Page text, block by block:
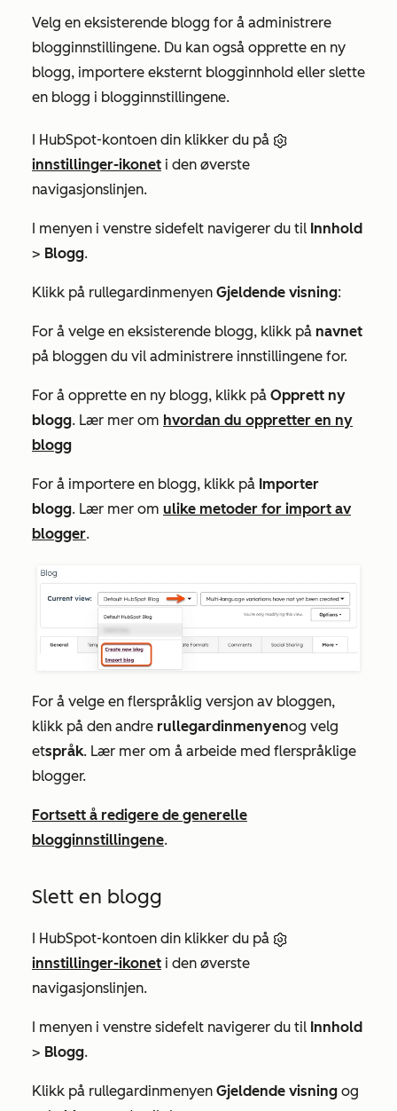
Velg en eksisterende blogg for å administrere
blogginnstillingene. Du kan også opprette en ny
blogg, importere eksternt blogginnhold eller slette
en blogg i blogginnstillingene.
I HubSpot-kontoen din klikker du på
innstillinger-ikonet i den øverste
navigasjonslinjen.
I menyen i venstre sidefelt navigerer du til Innhold
> Blogg.
Klikk på rullegardinmenyen Gjeldende visning:
For å velge en eksisterende blogg, klikk på navnet
på bloggen du vil administrere innstillingene for.
For å opprette en ny blogg, klikk på Opprett ny
blogg. Lær mer om hvordan du oppretter en ny
blogg
For å importere en blogg, klikk på Importer
blogg. Lær mer om ulike metoder for import av
blogger.
For å velge en flerspråklig versjon av bloggen,
klikk på den andre rullegardinmenyenog velg
etspråk. Lær mer om å arbeide med flerspråklige
blogger.
Fortsett å redigere de generelle
blogginnstillingene.
Slett en blogg
I HubSpot-kontoen din klikker du på
innstillinger-ikonet i den øverste
navigasjonslinjen.
I menyen i venstre sidefelt navigerer du til Innhold
> Blogg.
Klikk på rullegardinmenyen Gjeldende visning og